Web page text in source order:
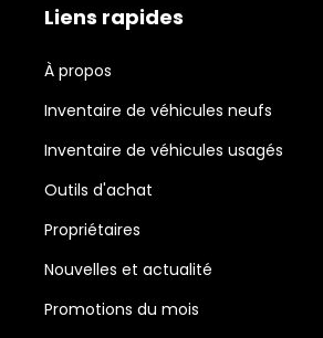
Liens rapides
À propos
Inventaire de véhicules neufs
Inventaire de véhicules usagés
Outils d'achat
Propriétaires
Nouvelles et actualité
Promotions du mois